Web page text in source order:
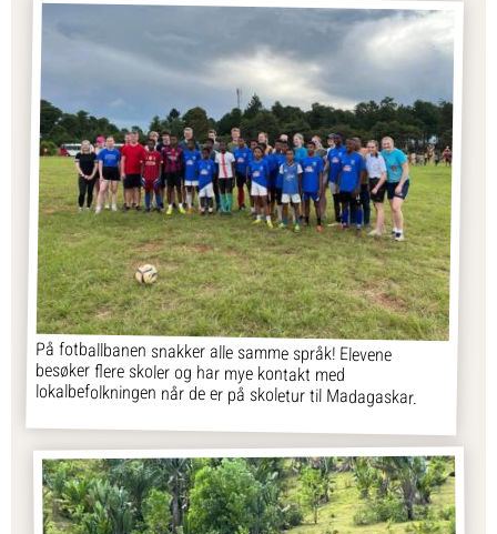
På fotballbanen snakker alle samme språk! Elevene
besøker flere skoler og har mye kontakt med
lokalbefolkningen når de er på skoletur til Madagaskar.